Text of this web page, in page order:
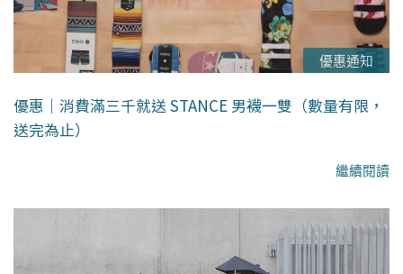
優惠通知
優惠｜消費滿三千就送 STANCE 男襪一雙（數量有限，
送完為止）
繼續閱讀